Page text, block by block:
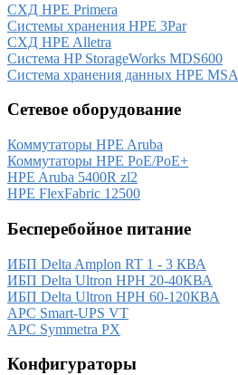
СХД HPE Primera
Системы хранения HPE 3Par
СХД HPE Alletra
Система HP StorageWorks MDS600
Система хранения данных HPE MSA
Сетевое оборудование
Коммутаторы HPE Aruba
Коммутаторы HPE PoE/PoE+
HPE Aruba 5400R zl2
HPE FlexFabric 12500
Бесперебойное питание
ИБП Delta Amplon RT 1 - 3 КВА
ИБП Delta Ultron HPH 20-40КВА
ИБП Delta Ultron HPH 60-120КВА
APC Smart-UPS VT
APC Symmetra PX
Конфигураторы